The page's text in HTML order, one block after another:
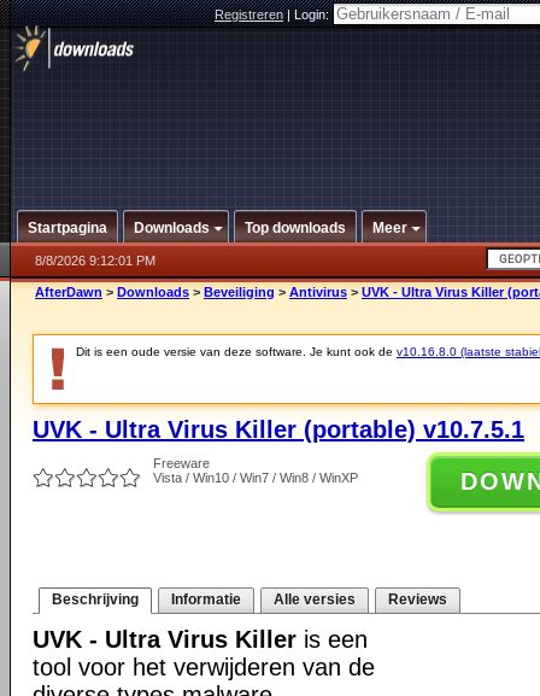
Registreren|Login:
Startpagina Downloads Top downloads Meer
8/8/2026 9:12:01 PM
AfterDawn > Downloads > Beveiliging > Antivirus > UVK - Ultra Virus Killer
Dit is een oude versie van deze software. Je kunt ook de v10.16.8.0 (laatste
UVK - Ultra Virus Killer (portable) v10.7.5.1
Freeware
Vista / Win10 / Win7 / Win8 / WinXP
Beschrijving Informatie Alle versies Reviews
UVK - Ultra Virus Killer is een
tool voor het verwijderen van de